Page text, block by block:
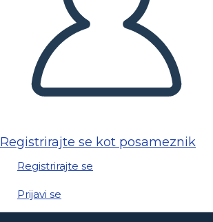
Registrirajte se kot posameznik
Registrirajte se
Prijavi se